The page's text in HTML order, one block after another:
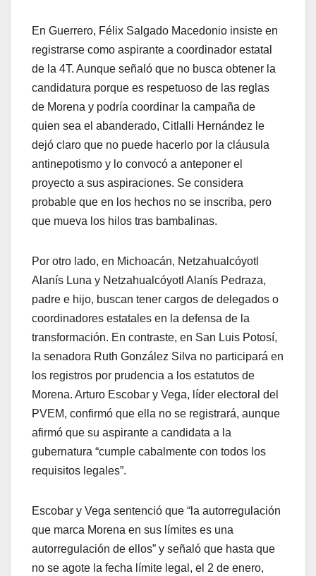
En Guerrero, Félix Salgado Macedonio insiste en
registrarse como aspirante a coordinador estatal
de la 4T. Aunque señaló que no busca obtener la
candidatura porque es respetuoso de las reglas
de Morena y podría coordinar la campaña de
quien sea el abanderado, Citlalli Hernández le
dejó claro que no puede hacerlo por la cláusula
antinepotismo y lo convocó a anteponer el
proyecto a sus aspiraciones. Se considera
probable que en los hechos no se inscriba, pero
que mueva los hilos tras bambalinas.
Por otro lado, en Michoacán, Netzahualcóyotl
Alanís Luna y Netzahualcóyotl Alanís Pedraza,
padre e hijo, buscan tener cargos de delegados o
coordinadores estatales en la defensa de la
transformación. En contraste, en San Luis Potosí,
la senadora Ruth González Silva no participará en
los registros por prudencia a los estatutos de
Morena. Arturo Escobar y Vega, líder electoral del
PVEM, confirmó que ella no se registrará, aunque
afirmó que su aspirante a candidata a la
gubernatura “cumple cabalmente con todos los
requisitos legales”.
Escobar y Vega sentenció que “la autorregulación
que marca Morena en sus límites es una
autorregulación de ellos” y señaló que hasta que
no se agote la fecha límite legal, el 2 de enero,